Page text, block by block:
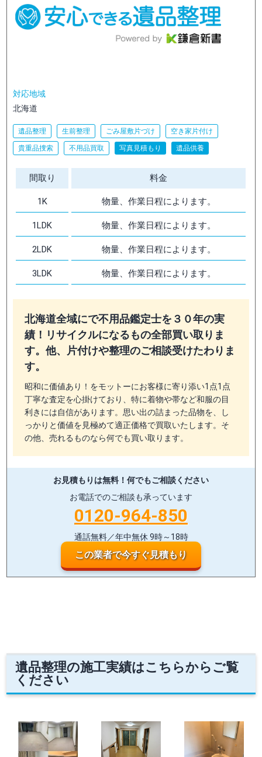
対応地域
北海道
遺品整理 生前整理 ごみ屋敷片づけ 空き家片付け
貴重品捜索 不用品買取 写真見積もり 遺品供養
間取り 料金
1K 物量、作業日程によります。
1LDK 物量、作業日程によります。
2LDK 物量、作業日程によります。
3LDK 物量、作業日程によります。
北海道全域にで不用品鑑定士を３０年の実
績！リサイクルになるもの全部買い取りま
す。他、片付けや整理のご相談受けたわりま
す。
昭和に価値あり！をモットーにお客様に寄り添い1点1点
丁寧な査定を心掛けており、特に着物や帯など和服の目
利きには自信があります。思い出の詰まった品物を、し
っかりと価値を見極めて適正価格で買取いたします。そ
の他、売れるものなら何でも買い取ります。
お見積もりは無料！ 何でもご相談ください
お電話でのご相談も承っています
0120-964-850
通話無料／年中無休 9時～18時
この業者で今すぐ見積もり
遺品整理の施工実績はこちらからご覧
ください